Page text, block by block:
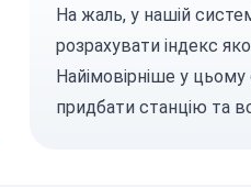
На жаль, у нашій
розрахувати індекс
Найімовірніше у
придбати станцію та